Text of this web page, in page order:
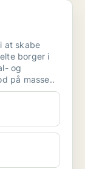
søg...
at skabe
borger i
og
på masse..